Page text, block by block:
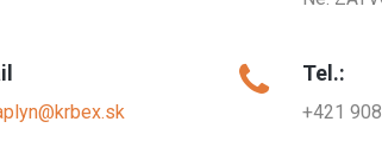
Tel.:
+421